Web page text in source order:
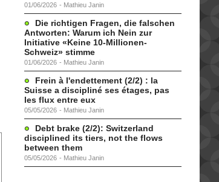
01/06/2026 - Mathieu Janin
Die richtigen Fragen, die falschen
Antworten: Warum ich Nein zur
Initiative «Keine 10-Millionen-
Schweiz» stimme
01/06/2026 - Mathieu Janin
Frein à l'endettement (2/2) : la
Suisse a discipliné ses étages, pas
les flux entre eux
05/05/2026 - Mathieu Janin
Debt brake (2/2): Switzerland
disciplined its tiers, not the flows
between them
05/05/2026 - Mathieu Janin